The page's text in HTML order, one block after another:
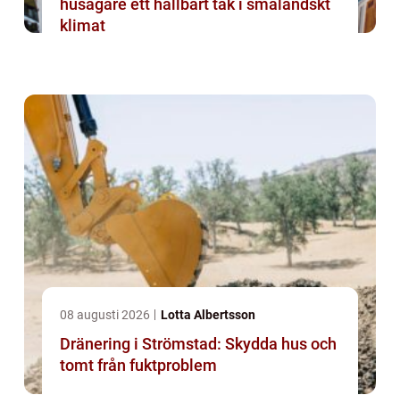
husägare ett hållbart tak i småländskt
klimat
08 augusti 2026 Lotta Albertsson
Dränering i Strömstad: Skydda hus och
tomt från fuktproblem